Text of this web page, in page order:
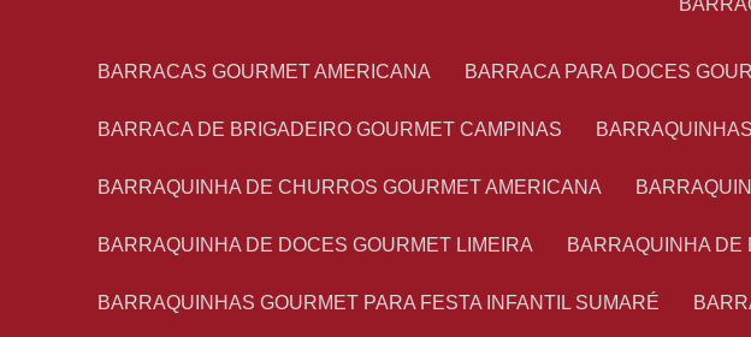
BARRACAS GOURMET AMERICANA BARRACA PARA DOCES
BARRACA DE BRIGADEIRO GOURMET CAMPINAS
BARRAQUINHA DE CHURROS GOURMET AMERICANA
BARRAQUINHA DE DOCES GOURMET LIMEIRA BARRAQUINHA
BARRAQUINHAS GOURMET PARA FESTA INFANTIL SUMARÉ